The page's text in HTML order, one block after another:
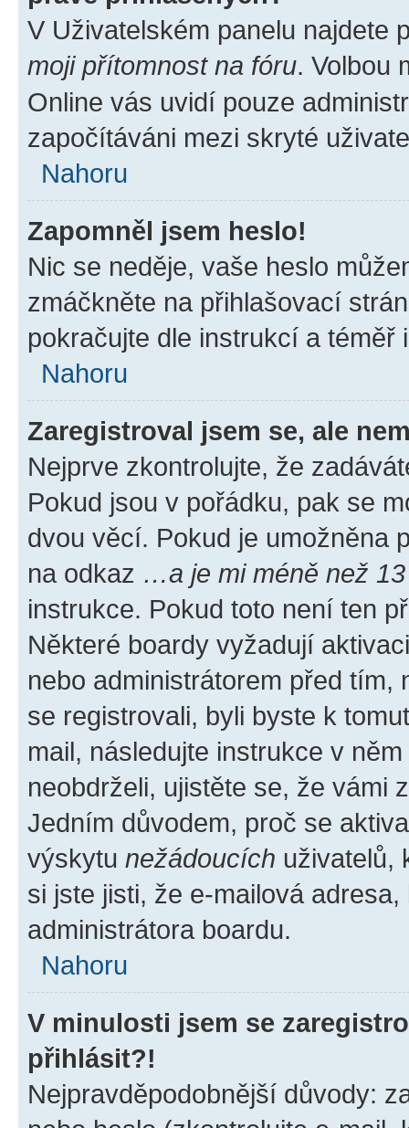
V Uživatelském panelu najdete
moji přítomnost na fóru. Volbou
Online vás uvidí pouze
započítáváni mezi skryté
Nahoru
Zapomněl jsem heslo!
Nic se neděje, vaše heslo
zmáčkněte na přihlašovací
pokračujte dle instrukcí a téměř
Nahoru
Zaregistroval jsem se, ale
Nejprve zkontrolujte, že
Pokud jsou v pořádku, pak se
dvou věcí. Pokud je umožněna
na odkaz …a je mi méně než
instrukce. Pokud toto není ten
Některé boardy vyžadují
nebo administrátorem před tím,
se registrovali, byli byste k
mail, následujte instrukce v
neobdrželi, ujistěte se, že vámi
Jedním důvodem, proč se
výskytu nežádoucích uživatelů,
si jste jisti, že e-mailová
administrátora boardu.
Nahoru
V minulosti jsem se
přihlásit?!
Nejpravděpodobnější důvody: